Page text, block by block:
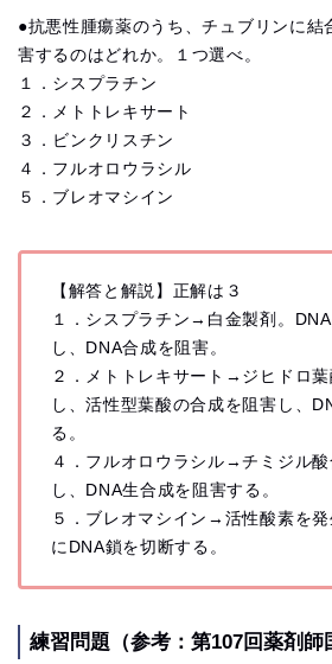
●抗悪性腫瘍薬のうち、チュブリンに結
害するのはどれか。１つ選べ。
１．シスプラチン
２．メトトレキサート
３．ビンクリスチン
４．フルオロウラシル
５．ブレオマシイン
【解答と解説】正解は３
１．シスプラチン→白金製剤。
し、DNA合成を阻害。
２．メトトレキサート→ジヒドロ
し、活性型葉酸の合成を阻害し、
る。
４．フルオロウラシル→チミジル
し、DNA生合成を阻害する。
５．ブレオマシイン→活性酸素を
にDNA鎖を切断する。
練習問題（参考：第107回薬剤